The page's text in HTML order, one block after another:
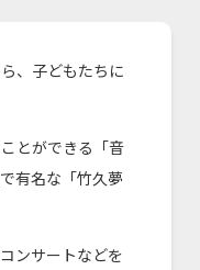
、子どもたちに
とができる「音
有名な「竹久夢
ンサートなどを